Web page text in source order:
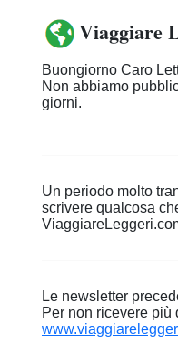
Viaggiare
Buongiorno Caro
Non abbiamo
giorni.
Un periodo molto
scrivere qualcosa
Le newsletter
Per non ricevere più